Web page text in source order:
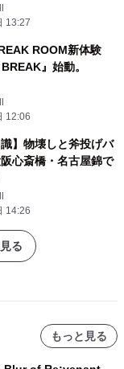
13:27
ROOM新体験
』始動。
12:06
識】物壊しと斧投げバ
心斎橋・名古屋錦で
14:26
る
もっと見る